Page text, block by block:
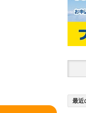
最近